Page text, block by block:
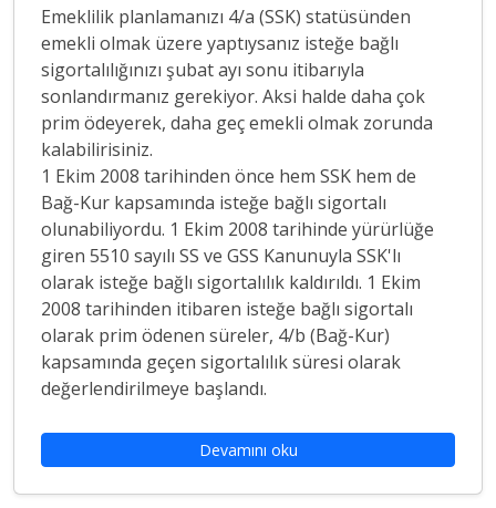
Emeklilik planlamanızı 4/a (SSK) statüsünden
emekli olmak üzere yaptıysanız isteğe bağlı
sigortalılığınızı şubat ayı sonu itibarıyla
sonlandırmanız gerekiyor. Aksi halde daha çok
prim ödeyerek, daha geç emekli olmak zorunda
kalabilirisiniz.
1 Ekim 2008 tarihinden önce hem SSK hem de
Bağ-Kur kapsamında isteğe bağlı sigortalı
olunabiliyordu. 1 Ekim 2008 tarihinde yürürlüğe
giren 5510 sayılı SS ve GSS Kanunuyla SSK'lı
olarak isteğe bağlı sigortalılık kaldırıldı. 1 Ekim
2008 tarihinden itibaren isteğe bağlı sigortalı
olarak prim ödenen süreler, 4/b (Bağ-Kur)
kapsamında geçen sigortalılık süresi olarak
değerlendirilmeye başlandı.
Devamını oku